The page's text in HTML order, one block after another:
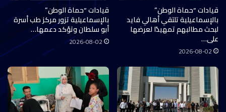
قيادات “حماة الوطن”
بالإسماعيلية تلتقي أهالي فايد
لبحث مطالبهم تمهيدًا لعرضها
على…
2026-08-02
قيادات “حماة الوطن”
بالإسماعيلية تزور مركز طب أسرة
أبو سلطان وتؤكد دعمها…
2026-08-02